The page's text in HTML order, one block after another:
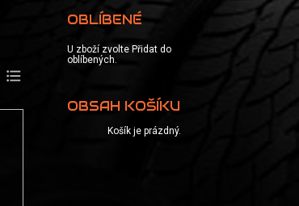
format_list_bulleted
OBLÍBENÉ
U zboží zvolte Přidat do
oblíbených.
OBSAH KOŠÍKU
Košík je prázdný.